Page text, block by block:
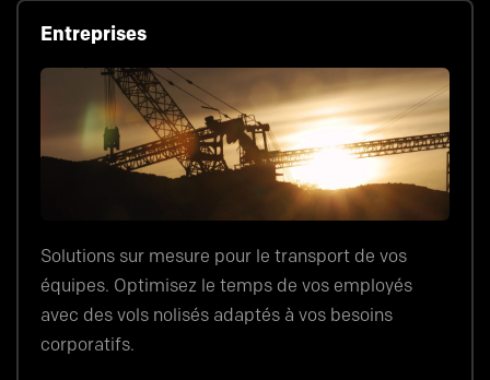
Entreprises
Solutions sur mesure pour le transport de vos
équipes. Optimisez le temps de vos employés
avec des vols nolisés adaptés à vos besoins
corporatifs.